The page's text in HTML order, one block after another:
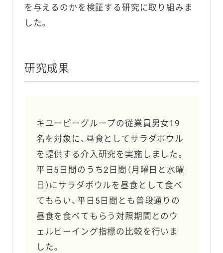
を与えるのかを検証する研究に取り組みま
した。
研究成果
キユーピーグループの従業員男女19
名を対象に、昼食としてサラダボウル
を提供する介入研究を実施しました。
平日5日間のうち2日間（月曜日と水曜
日）にサラダボウルを昼食として食べ
てもらい、平日5日間とも普段通りの
昼食を食べてもらう対照期間とのウ
ェルビーイング指標の比較を行いま
した。